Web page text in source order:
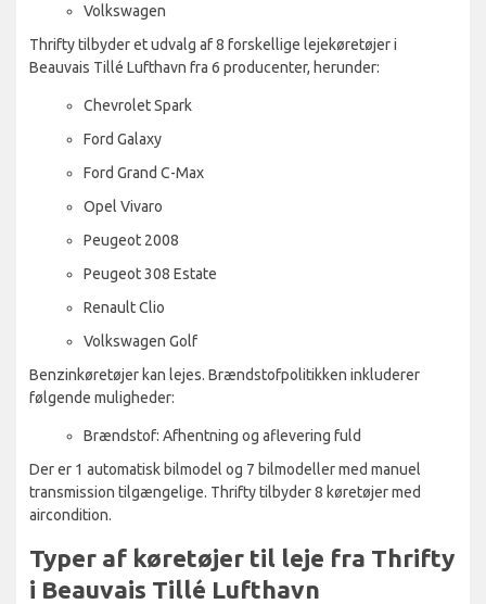
Volkswagen
Thrifty tilbyder et udvalg af 8 forskellige lejekøretøjer i
Beauvais Tillé Lufthavn fra 6 producenter, herunder:
Chevrolet Spark
Ford Galaxy
Ford Grand C-Max
Opel Vivaro
Peugeot 2008
Peugeot 308 Estate
Renault Clio
Volkswagen Golf
Benzinkøretøjer kan lejes. Brændstofpolitikken inkluderer
følgende muligheder:
Brændstof: Afhentning og aflevering fuld
Der er 1 automatisk bilmodel og 7 bilmodeller med manuel
transmission tilgængelige. Thrifty tilbyder 8 køretøjer med
aircondition.
Typer af køretøjer til leje fra Thrifty
i Beauvais Tillé Lufthavn